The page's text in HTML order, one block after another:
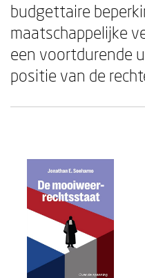
budgettaire
maatschappelijke
een voortdurende
positie van de